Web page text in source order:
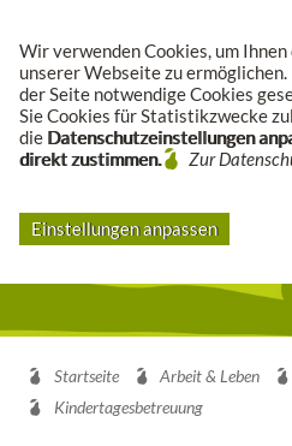
Wir verwenden Cookies, um
unserer Webseite zu
der Seite notwendige Cookies
Sie Cookies für Statistikzwecke
die Datenschutzeinstellungen
direkt zustimmen.
Zur
Einstellungen anpassen
Startseite Arbeit & Leben
Kindertagesbetreuung